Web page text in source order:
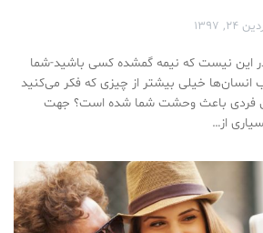
۱۳۹۷
این نیست که نیمه گمشده کسی باشید-شما
انسان‌ها خیلی بیشتر از چیزی که فکر می‌کنید
فردی باعث وحشت شما شده است؟ جهت